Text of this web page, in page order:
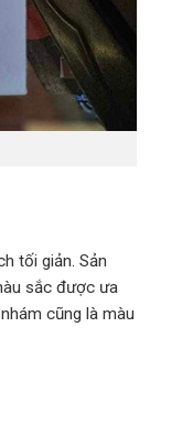
tối giản. Sản
sắc được ưa
cũng là màu